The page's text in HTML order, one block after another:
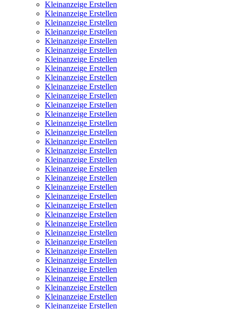
Kleinanzeige Erstellen
Kleinanzeige Erstellen
Kleinanzeige Erstellen
Kleinanzeige Erstellen
Kleinanzeige Erstellen
Kleinanzeige Erstellen
Kleinanzeige Erstellen
Kleinanzeige Erstellen
Kleinanzeige Erstellen
Kleinanzeige Erstellen
Kleinanzeige Erstellen
Kleinanzeige Erstellen
Kleinanzeige Erstellen
Kleinanzeige Erstellen
Kleinanzeige Erstellen
Kleinanzeige Erstellen
Kleinanzeige Erstellen
Kleinanzeige Erstellen
Kleinanzeige Erstellen
Kleinanzeige Erstellen
Kleinanzeige Erstellen
Kleinanzeige Erstellen
Kleinanzeige Erstellen
Kleinanzeige Erstellen
Kleinanzeige Erstellen
Kleinanzeige Erstellen
Kleinanzeige Erstellen
Kleinanzeige Erstellen
Kleinanzeige Erstellen
Kleinanzeige Erstellen
Kleinanzeige Erstellen
Kleinanzeige Erstellen
Kleinanzeige Erstellen
Kleinanzeige Erstellen